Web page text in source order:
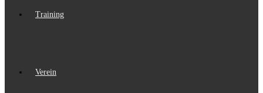
Training
Verein